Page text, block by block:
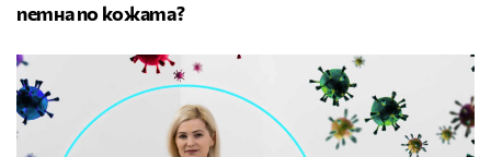
петна по кожата?